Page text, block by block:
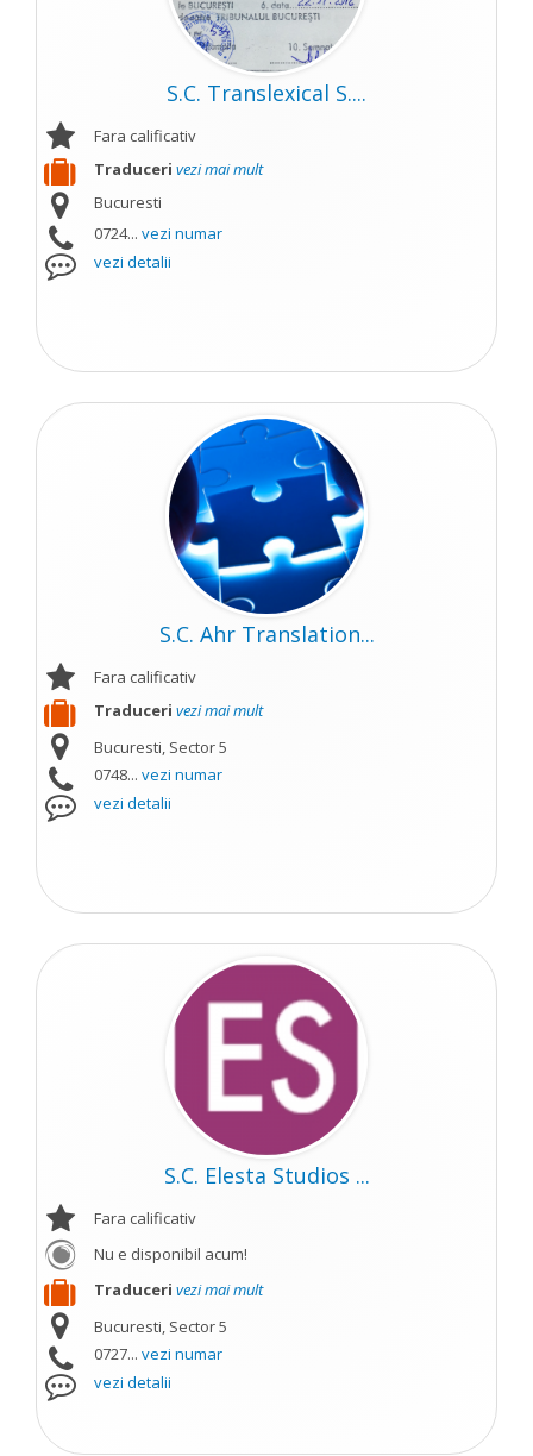
S.C. Translexical S....
Fara calificativ
Traduceri vezi mai mult
Bucuresti
0724... vezi numar
vezi detalii
S.C. Ahr Translation...
Fara calificativ
Traduceri vezi mai mult
Bucuresti, Sector 5
0748... vezi numar
vezi detalii
S.C. Elesta Studios ...
Fara calificativ
Nu e disponibil acum!
Traduceri vezi mai mult
Bucuresti, Sector 5
0727... vezi numar
vezi detalii